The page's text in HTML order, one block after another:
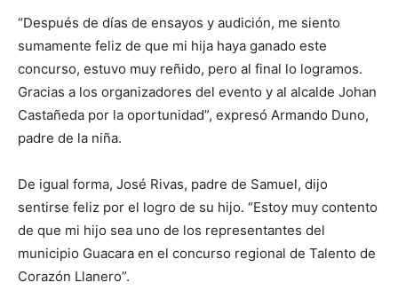
“Después de días de ensayos y audición, me siento
sumamente feliz de que mi hija haya ganado este
concurso, estuvo muy reñido, pero al final lo logramos.
Gracias a los organizadores del evento y al alcalde Johan
Castañeda por la oportunidad”, expresó Armando Duno,
padre de la niña.
De igual forma, José Rivas, padre de Samuel, dijo
sentirse feliz por el logro de su hijo. “Estoy muy contento
de que mi hijo sea uno de los representantes del
municipio Guacara en el concurso regional de Talento de
Corazón Llanero”.